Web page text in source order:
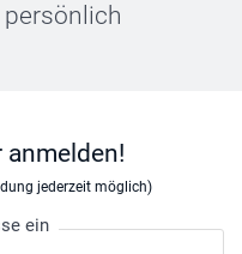
jederzeit möglich)
ein